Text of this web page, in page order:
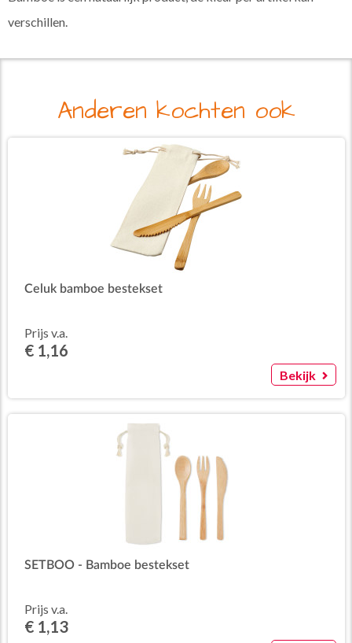
verschillen.
Anderen kochten ook
Celuk bamboe bestekset
Prijs v.a.
€ 1,16
Bekijk
SETBOO - Bamboe bestekset
Prijs v.a.
€ 1,13